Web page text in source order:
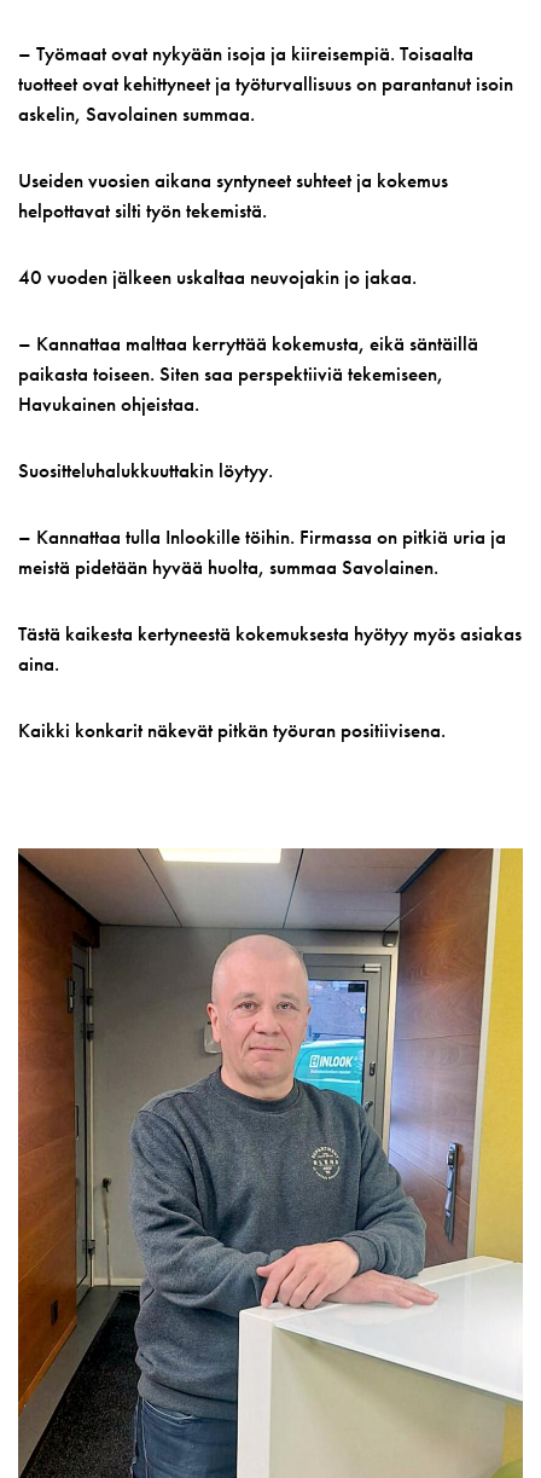
– Työmaat ovat nykyään isoja ja kiireisempiä. Toisaalta
tuotteet ovat kehittyneet ja työturvallisuus on parantanut isoin
askelin, Savolainen summaa.
Useiden vuosien aikana syntyneet suhteet ja kokemus
helpottavat silti työn tekemistä.
40 vuoden jälkeen uskaltaa neuvojakin jo jakaa.
– Kannattaa malttaa kerryttää kokemusta, eikä säntäillä
paikasta toiseen. Siten saa perspektiiviä tekemiseen,
Havukainen ohjeistaa.
Suositteluhalukkuuttakin löytyy.
– Kannattaa tulla Inlookille töihin. Firmassa on pitkiä uria ja
meistä pidetään hyvää huolta, summaa Savolainen.
Tästä kaikesta kertyneestä kokemuksesta hyötyy myös asiakas
aina.
Kaikki konkarit näkevät pitkän työuran positiivisena.